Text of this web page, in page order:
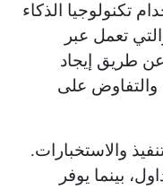
تكنولوجيا الذكاء
تعمل عبر
طريق إيجاد
والتفاوض على
والاستخبارات.
بينما يوفر